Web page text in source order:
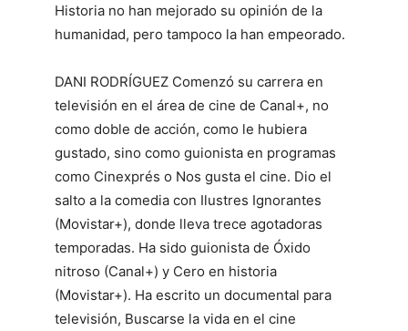
Historia no han mejorado su opinión de la
humanidad, pero tampoco la han empeorado.
DANI RODRÍGUEZ Comenzó su carrera en
televisión en el área de cine de Canal+, no
como doble de acción, como le hubiera
gustado, sino como guionista en programas
como Cinexprés o Nos gusta el cine. Dio el
salto a la comedia con Ilustres Ignorantes
(Movistar+), donde lleva trece agotadoras
temporadas. Ha sido guionista de Óxido
nitroso (Canal+) y Cero en historia
(Movistar+). Ha escrito un documental para
televisión, Buscarse la vida en el cine